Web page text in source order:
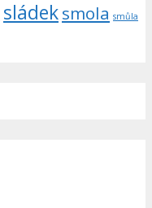
sládeksmola smůla